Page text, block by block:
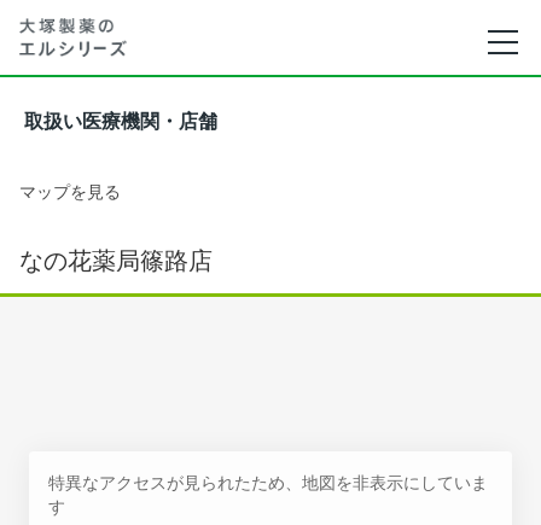
取扱い医療機関・店舗
マップを見る
なの花薬局篠路店
特異なアクセスが見られたため、地図を非表示にしていま
す